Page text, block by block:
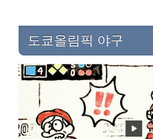
도쿄올림픽 야구